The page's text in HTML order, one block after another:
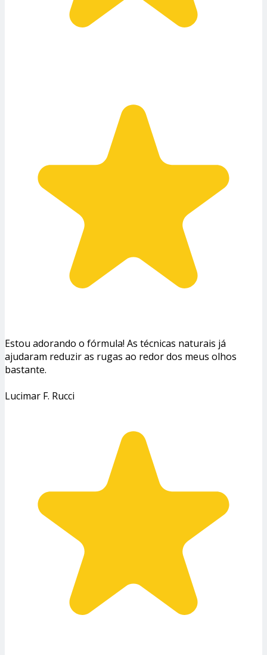
Estou adorando o fórmula! As técnicas naturais já
ajudaram reduzir as rugas ao redor dos meus olhos
bastante.
Lucimar F. Rucci